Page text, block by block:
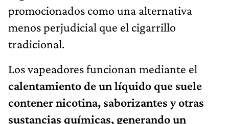
promocionados como una alternativa
menos perjudicial que el cigarrillo
tradicional.
Los vapeadores funcionan mediante el
calentamiento de un líquido que suele
contener nicotina, saborizantes y otras
sustancias químicas, generando un